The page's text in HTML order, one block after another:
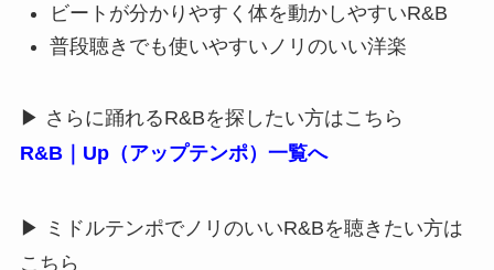
ビートが分かりやすく体を動かしやすいR&B
普段聴きでも使いやすいノリのいい洋楽
▶ さらに踊れるR&Bを探したい方はこちら
R&B｜Up（アップテンポ）一覧へ
▶ ミドルテンポでノリのいいR&Bを聴きたい方は
こちら